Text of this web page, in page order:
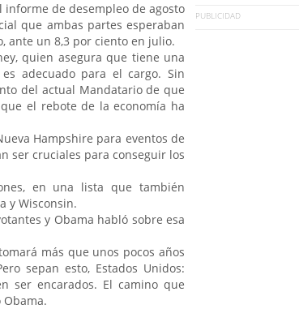
de desempleo de agosto
que ambas partes esperaban
ante un 8,3 por ciento en julio.
quien asegura que tiene una
adecuado para el cargo. Sin
del actual Mandatario de que
el rebote de la economía ha
Hampshire para eventos de
ser cruciales para conseguir los
en una lista que también
y Wisconsin.
y Obama habló sobre esa
más que unos pocos años
sepan esto, Estados Unidos:
ser encarados. El camino que
PUBLICIDAD